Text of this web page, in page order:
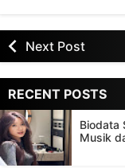
Next Post
RECENT POSTS
Biodata
Musik